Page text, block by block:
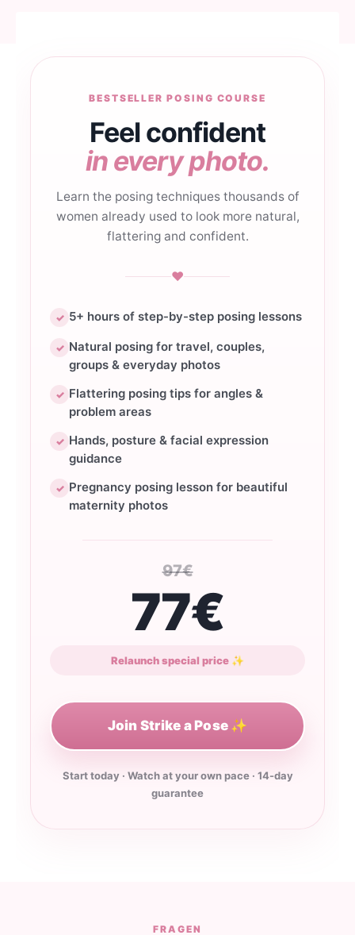
BESTSELLER POSING COURSE
Feel confident
in every photo.
Learn the posing techniques thousands of
women already used to look more natural,
flattering and confident.
♥
✓ 5+ hours of step-by-step posing lessons
✓ Natural posing for travel, couples,
groups & everyday photos
✓ Flattering posing tips for angles &
problem areas
✓ Hands, posture & facial expression
guidance
✓ Pregnancy posing lesson for beautiful
maternity photos
97€
77€
Relaunch special price ✨
Join Strike a Pose ✨
Start today · Watch at your own pace · 14-day
guarantee
FRAGEN